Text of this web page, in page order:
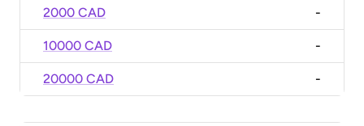
2000 CAD -
10000 CAD -
20000 CAD -